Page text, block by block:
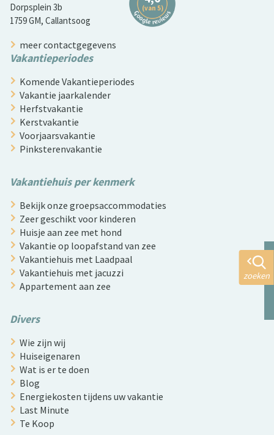
Dorpsplein 3b
1759 GM, Callantsoog
meer contactgegevens
Vakantieperiodes
Komende Vakantieperiodes
Vakantie jaarkalender
Herfstvakantie
Kerstvakantie
Voorjaarsvakantie
Pinksterenvakantie
Vakantiehuis per kenmerk
Bekijk onze groepsaccommodaties
Zeer geschikt voor kinderen
Huisje aan zee met hond
Vakantie op loopafstand van zee
Vakantiehuis met Laadpaal
Vakantiehuis met jacuzzi
Appartement aan zee
Divers
Wie zijn wij
Huiseigenaren
Wat is er te doen
Blog
Energiekosten tijdens uw vakantie
Last Minute
Te Koop
zoeken